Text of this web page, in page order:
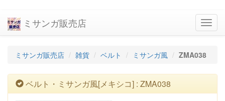
ミサンガ販売店
ミサンガ販売店 雑貨 ベルト ミサンガ風 ZMA038
ベルト・ミサンガ風[メキシコ] : ZMA038